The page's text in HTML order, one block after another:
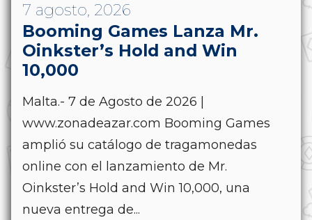
7 agosto, 2026
Booming Games Lanza Mr.
Oinkster’s Hold and Win
10,000
Malta.- 7 de Agosto de 2026 |
www.zonadeazar.com Booming Games
amplió su catálogo de tragamonedas
online con el lanzamiento de Mr.
Oinkster’s Hold and Win 10,000, una
nueva entrega de...